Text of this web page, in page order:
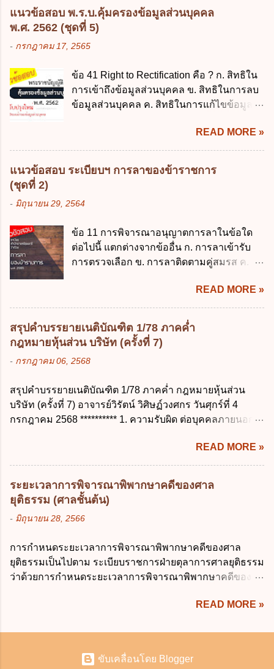
รวบรวม ใช้ หรือเปิดเผยข้อมูลส่วนบุคคล" คือ
ความหมายตามข้อใด ก. ผู้ควบคุมข้อมูลส่วน
มีอำนาจแต่งตั้งพนักงานเจ้าหน้าที่ตามพระ
ราชบัญญัติคุ้มครองข้อมูลส่วนบุคคล พ.ศ.
2562 ก. นายกรัฐมนตรี ข. รัฐมนตรีว่าการ
กระทรวงดิจิทัลเพื่อเศร...
รองรับการปฏิบัติงานด้านการเงินการคลังตาม
นโยบาย New GFMIS Thai ง. สนับสนุนการให้
ความช่วยเหลือในกรณีจำเป็นเร่งด่วนที่ไม่
สามารถรอการเบิกเงินจากงบประมาณได้ ข้อ
ราชการ พ.ศ. 2562 ออกโดยอาศัยกฎหมาย
แม่บทใด ก. พระราชบัญญัติวิธีการงบ
ประมาณ พ.ศ. 2561 ข. พระราชบัญญัติวินัย
บัญญัติเงินคงคลัง พ.ศ. 2491 ง. ระเบียบ
กระทรวงการคลัง ว่าด้วยการเบิกเงินจากคลัง
การรับเงิน การจ่ายเงิน การเก็บรักษาเงิน และ
สำรองจ่ายได้แห่งละไม่เกินเท่าใร ก. 100,000
บาท ข. 50,000 บาท ค. 30,000 บาท ง. 10,000
บาท ข้อ 4 ดอกเบี้ยที่เกิดจากการนำเงินทดรอง
แนวข้อสอบ พ.ร.บ.คุ้มครองข้อมูลส่วนบุคคล
พ.ศ. 2562 (ชุดที่ 5)
- กรกฎาคม 17, 2565
ข้อ 41 Right to Rectification คือ ? ก. สิทธิใน
การเข้าถึงข้อมูลส่วนบุคคล ข. สิทธิในการลบ
ข้อมูลส่วนบุคคล ค. สิทธิในการแก้ไขข้อมูล
การประมวลผลข้อมูลส่วนบุคคล ข้อ 42 ผู้
ควบคุมข้อมูลส่วนบุคคลต้องแก้ไขข้อมูลส่วน
บุคคลตามหลักการข้อใด ก. ถูกต้อง เป็น
กฎหมายคุ้มครองข้อมูลส่วนบุคคล ในกรณีผู้
ข้อมูลส่วนบุคคลให้ถูกต้อง ก. ร้องทุกข์ ข. ร้อง
เรียน ค. อุทธรณ์ ง. ฟ้องร้อง ข้อ 44 หลักการ
สำคัญของสิทธิในการลบข้อมูลส่วนบุคคล คือ
ลบข้อมูลส่วนบุคคล ข. ขอให้ทำลายข้อมูล
ส่วนบุคคล ค. ทำให้ข้อมูลส่วนบุคคลไม่
สามารถระบุถึงตนได้ ง. ถูกทุกข้อ ข้อ 45
เงื่อนไข ในการใช้สิทธิลบข้อมูลส่วนบุคคล ข้อ
ส่วนบุคคลที่ไม่สมบูรณ์ ค. เจ้าของข้อมูลส่วน
บุคคลถอนความยินยอมในการเก็บรวบรวม
ใช้หรือเปิดเผยข้อมูลส่วนบุคคล ง. ข้อมูลส่วน
บุคคลได้ถูกใช้ประมวลผลโดยไม่ชอบด้วย
READ MORE »
แนวข้อสอบ ระเบียบฯ การลาของข้าราชการ
(ชุดที่ 2)
- มิถุนายน 29, 2564
ข้อ 11 การพิจารณาอนุญาตการลาในข้อใด
ต่อไปนี้ แตกต่างจากข้ออื่น ก. การลาเข้ารับ
การตรวจเลือก ข. การลาติดตามคู่สมรส ค.
ปฏิบัติการวิจัย หรือดูงาน ข้อ 12 ข้อใด ไม่ ถูก
ต้องเกี่ยวกับการลาไปช่วยเหลือภริยาที่คลอด
บุตร ก. ต้องเป็นภริยาโดยชอบด้วยกฎหมาย ข.
ลาได้เพียงครั้งเดียว ค. ต้องลาภายใน 90 วัน
นับแต่วันที่คลอดบุตร ง. ลาได้ครั้งหนึ่งติดต่อ
กันไม่เกิน 15 วันทำการ ข้อ 13 สิทธิลากิจส่วน
เกิน 90 วัน ข. ลาต่อเนื่องจากการคลอดบุตรได้
ไม่เกิน 90 วันทำการ ค. ลาได้ไม่เกิน 120 วัน
ง. ลาต่อเนื่องจากการคลอดบุตรได้ไม่เกิน 150
รัฐมนตรี ว่าด้วยการลาของข้าราชการ พ.ศ.
2555 กำหนดให้ข้าราชการที่รับราชการติดต่อ
กันมาแล้วไม่น้อยกว่า 10 ปี มีสิทธินำวันลาพัก
ผ่อนสะสมรวมกับวันลาพักผ่อนในปีปัจจุบันได้
15 การลาติดตามคู่สมรส ต้องมีระยะเวลาไม่
เกินกำหนดในข้อใดเพื่อมิให้มีผลเป็นการลา
ออกจากราชการ ก. ไม่เกิน 2 ปี ข. ไม่เกิน 3...
READ MORE »
สรุปคำบรรยายเนติบัณฑิต 1/78 ภาคค่ำ
กฎหมายหุ้นส่วน บริษัท (ครั้งที่ 7)
- กรกฎาคม 06, 2568
สรุปคำบรรยายเนติบัณฑิต 1/78 ภาคค่ำ กฎหมายหุ้นส่วน
บริษัท (ครั้งที่ 7) อาจารย์วิรัตน์ วิศิษฏ์วงศกร วันศุกร์ที่ 4
กรกฎาคม 2568 ********** 1. ความรับผิด ต่อบุคคลภายนอก
คนใดคนหนึ่งได้จัดทำไปในทางที่เป็น ธรรมดาการค้าขาย
ของห้างหุ้นส่วน ม.1050 , 1025 โดยพิจารณาตามสภาพแห่ง
กิจการ การงานของห้าง และประเพณีทางการค้า -หุ้นส่วน
ต้องจัดการในนามของห้าง ไม่ว่าจะมีมูลเหตุจูงใจเพราะทุจริต
หรือมีอำนาจจัดการหรือไม่ก็ตาม จึงเป็นไปตามหลักกฎหมาย
ปิดปากหุ้นส่วนคนอื่น และหลักลูกหนี้ร่วมตามม.291 เพื่อ
เกิดมูลหนี้ใดก็ตาม รวมถึงมูลละเมิด 1.1) กรณีห้างหุ้นส่วน
สามัญจดทะเบียน เมื่อห้าง ผิดนัด ชำระหนี้ เจ้าหนี้ของห้างฯ
ชอบที่จะเรียกให้ชำระหนี้เอาแต่ผู้เป็นหุ้นส่วนคนใคคนหนึ่ง
ห้างยังมีพอที่จะชำระหนี้ได้ และการที่จะบังคับเอาแก่ห้างนั้น
READ MORE »
ระยะเวลาการพิจารณาพิพากษาคดีของศาล
ยุติธรรม (ศาลชั้นต้น)
- มิถุนายน 28, 2566
การกำหนดระยะเวลาการพิจารณาพิพากษาคดีของศาล
ยุติธรรมเป็นไปตาม ระเบียบราชการฝ่ายตุลาการศาลยุติธรรม
ว่าด้วยการกำหนดระยะเวลาการพิจารณาพิพากษาคดีของ
ไว้เป็นอย่างอื่น ซึ่งมีผลใช้บังคับตั้งแต่วันที่ 24 มกราคม 2566
ประโยชน์ในการบริหารจัดการคดี ให้จำแนกลักษณะหรือ
ประเภทคดีออกเป็น 3 ประเภท ดังนี้ (1) คดีจัดการพิเศษ คือ
คดีลักษณะที่ไม่มีความยุ่งยากซับซ้อนและมีแนวโน้มที่จะ
READ MORE »
ขับเคลื่อนโดย Blogger